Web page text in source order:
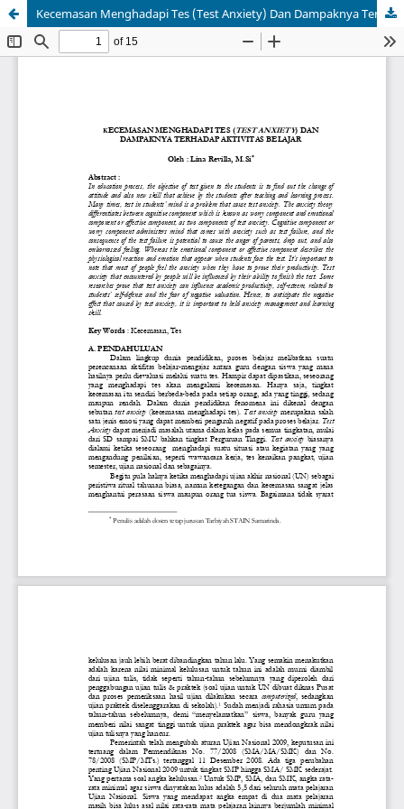
Kecemasan Menghadapi Tes (Test Anxiety) Dan Dampaknya Terhadap Aktivitas Belajar